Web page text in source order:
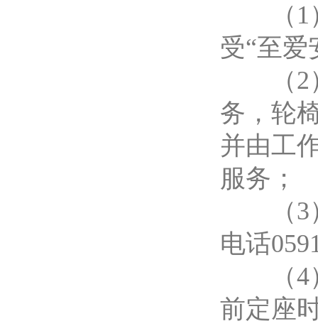
（1）
受“至
（2）
务，轮
并由工
服务；
（3）
电话
（4）
前定座